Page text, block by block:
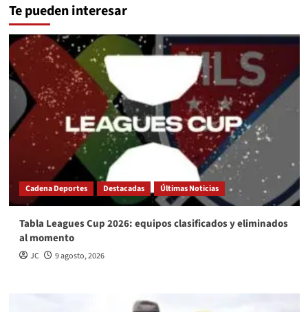
Te pueden interesar
Cadena Deportes Destacadas Últimas Noticias
Tabla Leagues Cup 2026: equipos clasificados y eliminados
al momento
JC 9 agosto, 2026